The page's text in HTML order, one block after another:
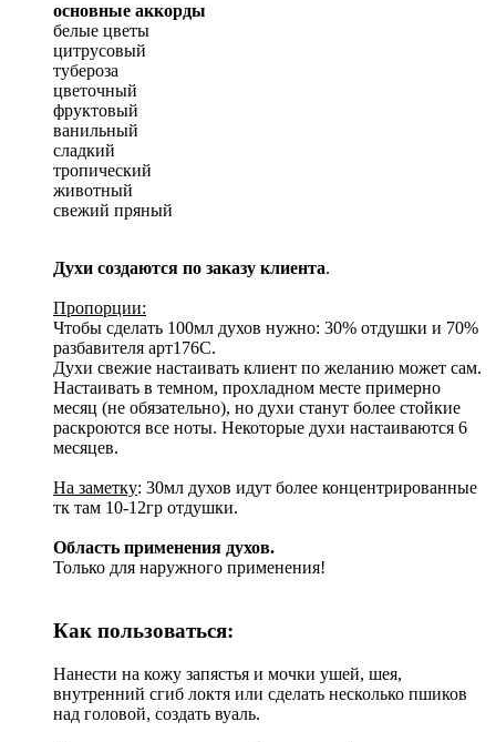
основные аккорды
белые цветы
цитрусовый
тубероза
цветочный
фруктовый
ванильный
сладкий
тропический
животный
свежий пряный
Духи создаются по заказу клиента.
Пропорции:
Чтобы сделать 100мл духов нужно: 30% отдушки и 70%
разбавителя арт176С.
Духи свежие настаивать клиент по желанию может сам.
Настаивать в темном, прохладном месте примерно
месяц (не обязательно), но духи станут более стойкие
раскроются все ноты. Некоторые духи настаиваются 6
месяцев.
На заметку: 30мл духов идут более концентрированные
тк там 10-12гр отдушки.
Область применения духов.
Только для наружного применения!
Как пользоваться:
Нанести на кожу запястья и мочки ушей, шея,
внутренний сгиб локтя или сделать несколько пшиков
над головой, создать вуаль.